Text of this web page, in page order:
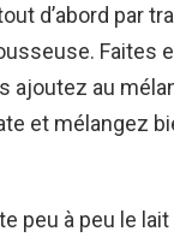
d’abord par
Faites
ajoutez au
et mélangez
peu à peu le